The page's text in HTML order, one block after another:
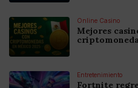
Online Casino
Mejores
Entretenimiento
Fortnite